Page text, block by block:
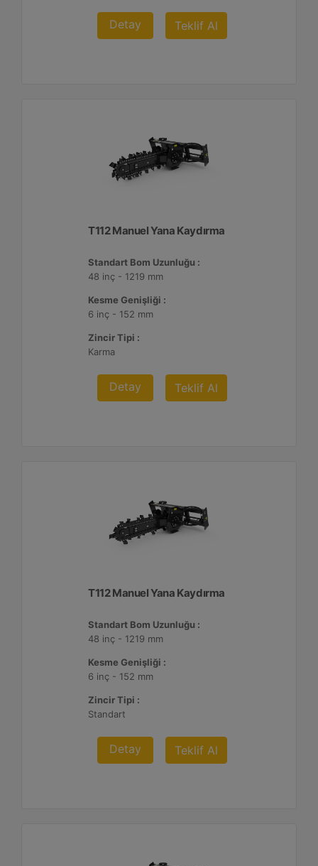
Detay Teklif Al
T112 Manuel Yana Kaydırma
Standart Bom Uzunluğu :
48 inç - 1219 mm
Kesme Genişliği :
6 inç - 152 mm
Zincir Tipi :
Karma
Detay Teklif Al
T112 Manuel Yana Kaydırma
Standart Bom Uzunluğu :
48 inç - 1219 mm
Kesme Genişliği :
6 inç - 152 mm
Zincir Tipi :
Standart
Detay Teklif Al